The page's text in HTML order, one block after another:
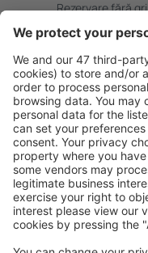
Rezervare fără
Economiseşte
Prețuri atractive
conectați.
Cazarea
Alege din peste
apartamente și
Cele mai